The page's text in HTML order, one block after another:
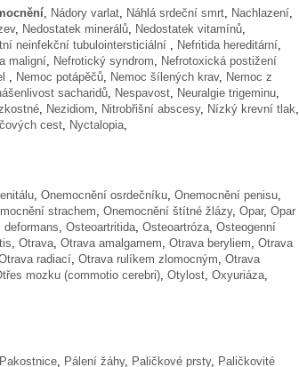
, Nádory varlat, Náhlá srdeční smrt, Nachlazení,
, Nedostatek minerálů, Nedostatek vitamínů,
neinfekční tubulointersticiální , Nefritida hereditární,
maligní, Nefrotický syndrom, Nefrotoxická postižení
, Nemoc potápěčů, Nemoc šílených krav, Nemoc z
sacharidů, Nespavost, Neuralgie trigeminu,
, Nezidiom, Nitrobřišní abscesy, Nízký krevní tlak,
cest, Nyctalopia,
, Onemocnění osrdečníku, Onemocnění penisu,
strachem, Onemocnění štítné žlázy, Opar, Opar
deformans, Osteoartritida, Osteoartróza, Osteogenní
, Otrava, Otrava amalgamem, Otrava beryliem, Otrava
radiací, Otrava rulíkem zlomocným, Otrava
mozku (commotio cerebri), Otylost, Oxyuriáza,
Pakostnice, Pálení žáhy, Paličkové prsty, Paličkovité